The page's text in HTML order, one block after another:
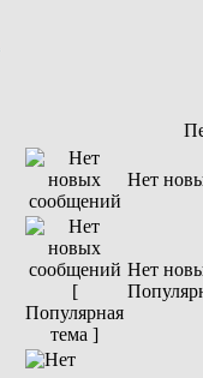
Нет
Нет